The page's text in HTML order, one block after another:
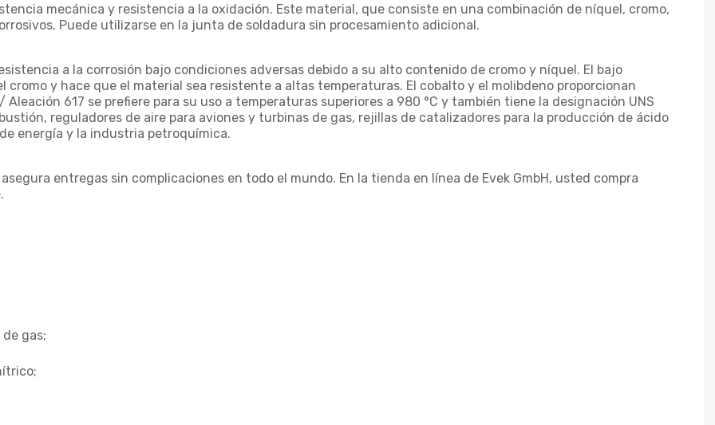
mecánica y resistencia a la oxidación. Este material, que consiste en una combinación de níquel, cromo,
Puede utilizarse en la junta de soldadura sin procesamiento adicional.
a la corrosión bajo condiciones adversas debido a su alto contenido de cromo y níquel. El bajo
y hace que el material sea resistente a altas temperaturas. El cobalto y el molibdeno proporcionan
617 se prefiere para su uso a temperaturas superiores a 980 °C y también tiene la designación UNS
reguladores de aire para aviones y turbinas de gas, rejillas de catalizadores para la producción de ácido
energía y la industria petroquímica.
entregas sin complicaciones en todo el mundo. En la tienda en línea de Evek GmbH, usted compra
gas;